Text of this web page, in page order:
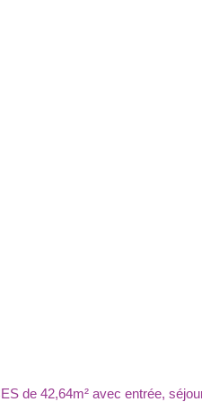
de 42,64m² avec entrée,